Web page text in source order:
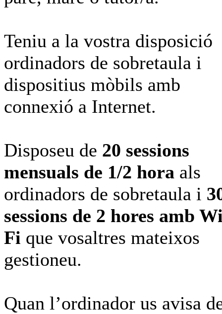
Teniu a la vostra disposició
ordinadors de sobretaula i
dispositius mòbils amb
connexió a Internet.
Disposeu de 20 sessions
mensuals de 1/2 hora als
ordinadors de sobretaula i
sessions de 2 hores amb
Fi que vosaltres mateixos
gestioneu.
Quan l’ordinador us avisa